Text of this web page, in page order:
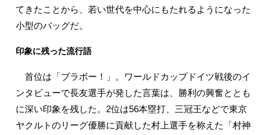
てきたことから、若い世代を中心にもたれるようになった
小型のバッグだ。
印象に残った流行語
首位は「ブラボー！」。ワールドカップドイツ戦後のイ
ンタビューで長友選手が発した言葉は、勝利の興奮ととも
に深い印象を残した。2位は56本塁打、三冠王などで東京
ヤクルトのリーグ優勝に貢献した村上選手を称えた「村神